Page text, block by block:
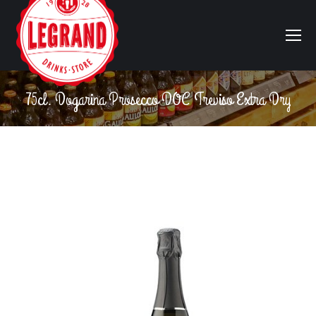
75cl. Dogarina Prosecco DOC Treviso Extra Dry
Vous êtes ici :